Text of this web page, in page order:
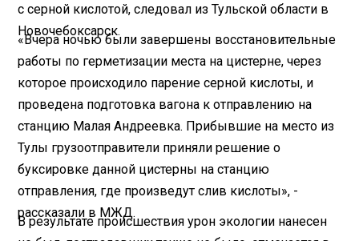
с серной кислотой, следовал из Тульской области в
Новочебоксарск.
«Вчера ночью были завершены восстановительные
работы по герметизации места на цистерне, через
которое происходило парение серной кислоты, и
проведена подготовка вагона к отправлению на
станцию Малая Андреевка. Прибывшие на место из
Тулы грузоотправители приняли решение о
буксировке данной цистерны на станцию
отправления, где произведут слив кислоты», -
рассказали в МЖД.
В результате происшествия урон экологии нанесен